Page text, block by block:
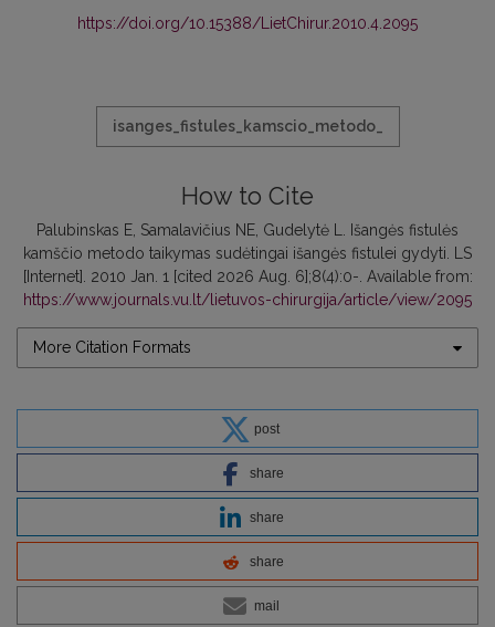
https://doi.org/10.15388/LietChirur.2010.4.2095
isanges_fistules_kamscio_metodo_
How to Cite
Palubinskas E, Samalavičius NE, Gudelytė L. Išangės fistulės
kamščio metodo taikymas sudėtingai išangės fistulei gydyti. LS
[Internet]. 2010 Jan. 1 [cited 2026 Aug. 6];8(4):0-. Available from:
https://www.journals.vu.lt/lietuvos-chirurgija/article/view/2095
More Citation Formats
post
share
share
share
mail